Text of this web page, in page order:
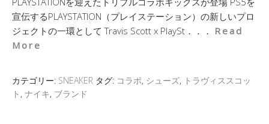
宣伝するPLAYSTATION（プレイステーション）の新しいプロ
ジェクトの一環として Travis Scott x PlaySt．．． Read
More
カテゴリー: SNEAKER タグ: コラボ, シューズ, トラヴィススコッ
ト , ナイキ, ブランド